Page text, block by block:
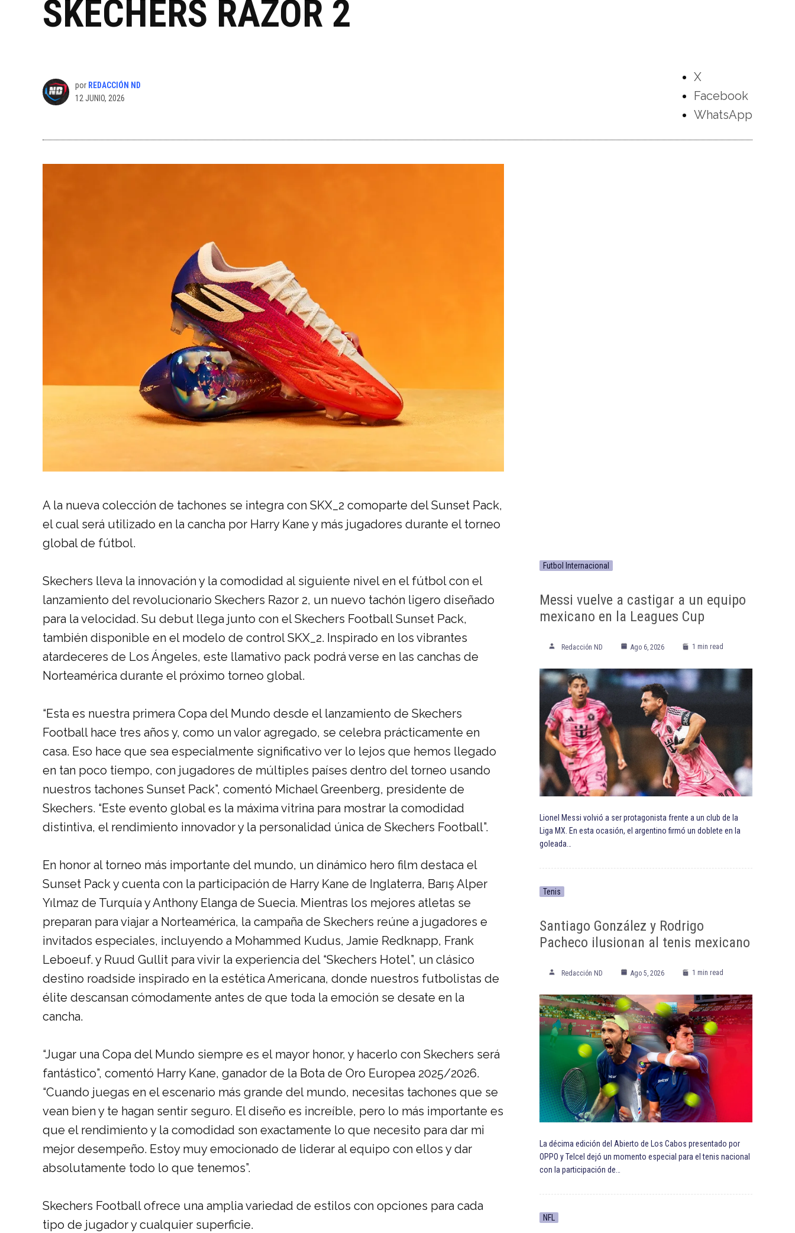
SKECHERS RAZOR 2
por REDACCIÓN ND
12 JUNIO, 2026
X
Facebook
WhatsApp
A la nueva colección de tachones se integra con SKX_2 comoparte del Sunset Pack,
el cual será utilizado en la cancha por Harry Kane y más jugadores durante el torneo
global de fútbol.
Skechers lleva la innovación y la comodidad al siguiente nivel en el fútbol con el
lanzamiento del revolucionario Skechers Razor 2, un nuevo tachón ligero diseñado
para la velocidad. Su debut llega junto con el Skechers Football Sunset Pack,
también disponible en el modelo de control SKX_2. Inspirado en los vibrantes
atardeceres de Los Ángeles, este llamativo pack podrá verse en las canchas de
Norteamérica durante el próximo torneo global.
“Esta es nuestra primera Copa del Mundo desde el lanzamiento de Skechers
Football hace tres años y, como un valor agregado, se celebra prácticamente en
casa. Eso hace que sea especialmente significativo ver lo lejos que hemos llegado
en tan poco tiempo, con jugadores de múltiples países dentro del torneo usando
nuestros tachones Sunset Pack”, comentó Michael Greenberg, presidente de
Skechers. “Este evento global es la máxima vitrina para mostrar la comodidad
distintiva, el rendimiento innovador y la personalidad única de Skechers Football”.
En honor al torneo más importante del mundo, un dinámico hero film destaca el
Sunset Pack y cuenta con la participación de Harry Kane de Inglaterra, Barış Alper
Yılmaz de Turquía y Anthony Elanga de Suecia. Mientras los mejores atletas se
preparan para viajar a Norteamérica, la campaña de Skechers reúne a jugadores e
invitados especiales, incluyendo a Mohammed Kudus, Jamie Redknapp, Frank
Leboeuf. y Ruud Gullit para vivir la experiencia del “Skechers Hotel”, un clásico
destino roadside inspirado en la estética Americana, donde nuestros futbolistas de
élite descansan cómodamente antes de que toda la emoción se desate en la
cancha.
“Jugar una Copa del Mundo siempre es el mayor honor, y hacerlo con Skechers será
fantástico”, comentó Harry Kane, ganador de la Bota de Oro Europea 2025/2026.
“Cuando juegas en el escenario más grande del mundo, necesitas tachones que se
vean bien y te hagan sentir seguro. El diseño es increíble, pero lo más importante es
que el rendimiento y la comodidad son exactamente lo que necesito para dar mi
mejor desempeño. Estoy muy emocionado de liderar al equipo con ellos y dar
absolutamente todo lo que tenemos”.
Skechers Football ofrece una amplia variedad de estilos con opciones para cada
tipo de jugador y cualquier superficie.
Futbol Internacional
Messi vuelve a castigar a un equipo
mexicano en la Leagues Cup
Redacción ND Ago 6, 2026 1 min read
Lionel Messi volvió a ser protagonista frente a un club de la
Liga MX. En esta ocasión, el argentino firmó un doblete en la
goleada…
Tenis
Santiago González y Rodrigo
Pacheco ilusionan al tenis mexicano
Redacción ND Ago 5, 2026 1 min read
La décima edición del Abierto de Los Cabos presentado por
OPPO y Telcel dejó un momento especial para el tenis nacional
con la participación de…
NFL